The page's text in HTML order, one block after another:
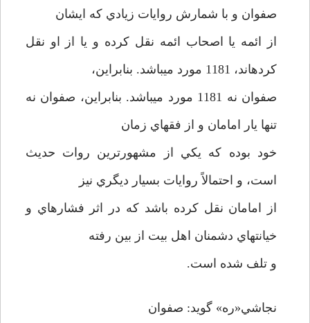
صفوان و با شمارش روايات زيادي كه ايشان
از ائمه يا اصحاب ائمه نقل كرده و يا از او نقل
كرده­اند، 1181 مورد مي­باشد. بنابراين،
صفوان نه 1181 مورد مي­باشد. بنابراين، صفوان نه
تنها يار امامان و از فقهاي زمان
خود بوده كه يكي از مشهورترين روات حديث
است، و احتمالاً روايات بسيار ديگري نيز
از امامان نقل كرده باشد كه در اثر فشارهاي و
خيانتهاي دشمنان اهل بيت از بين رفته
و تلف شده است.
نجاشي«ره» گويد: صفوان